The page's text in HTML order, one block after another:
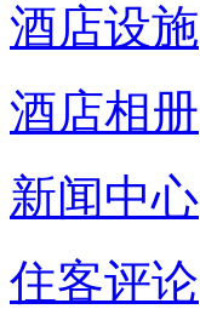
酒店设施
酒店相册
新闻中心
住客评论